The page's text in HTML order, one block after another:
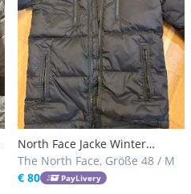
North Face Jacke Winter
Herren / junge
The North Face, Größe 48 / M
€ 80
PayLivery